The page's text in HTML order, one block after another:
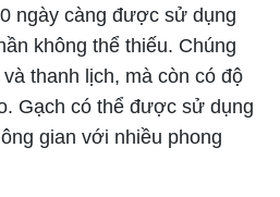
ngày càng được sử dụng
không thể thiếu. Chúng
thanh lịch, mà còn có độ
Gạch có thể được sử dụng
gian với nhiều phong